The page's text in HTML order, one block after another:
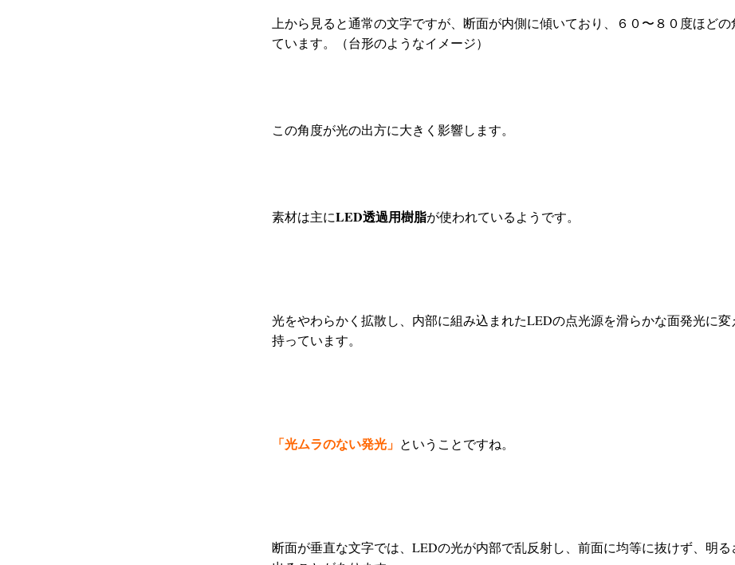
上から見ると通常の文字ですが、断面が内側に傾いており、６０〜８０度ほど
ています。（台形のようなイメージ）
この角度が光の出方に大きく影響します。
素材は主にLED透過用樹脂が使われているようです。
光をやわらかく拡散し、内部に組み込まれたLEDの点光源を滑らかな面発光に変
持っています。
「光ムラのない発光」 ということですね。
断面が垂直な文字では、LEDの光が内部で乱反射し、前面に均等に抜けず、明